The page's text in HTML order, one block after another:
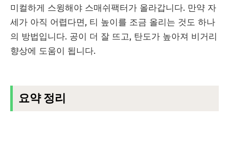
미컬하게 스윙해야 스매쉬팩터가 올라갑니다. 만약 자
세가 아직 어렵다면, 티 높이를 조금 올리는 것도 하나
의 방법입니다. 공이 더 잘 뜨고, 탄도가 높아져 비거리
향상에 도움이 됩니다.
요약 정리